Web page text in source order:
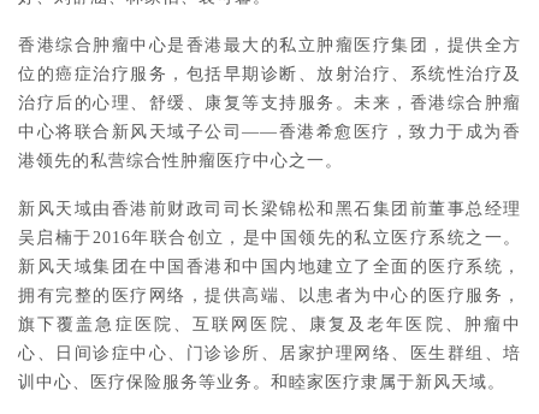
香港综合肿瘤中心是香港最大的私立肿瘤医疗集团，提供全方
位的癌症治疗服务，包括早期诊断、放射治疗、系统性治疗及
治疗后的心理、舒缓、康复等支持服务。未来，香港综合肿瘤
中心将联合新风天域子公司——香港希愈医疗，致力于成为香
港领先的私营综合性肿瘤医疗中心之一。
新风天域由香港前财政司司长梁锦松和黑石集团前董事总经理
吴启楠于2016年联合创立，是中国领先的私立医疗系统之一。
新风天域集团在中国香港和中国内地建立了全面的医疗系统，
拥有完整的医疗网络，提供高端、以患者为中心的医疗服务，
旗下覆盖急症医院、互联网医院、康复及老年医院、肿瘤中
心、日间诊症中心、门诊诊所、居家护理网络、医生群组、培
训中心、医疗保险服务等业务。和睦家医疗隶属于新风天域。